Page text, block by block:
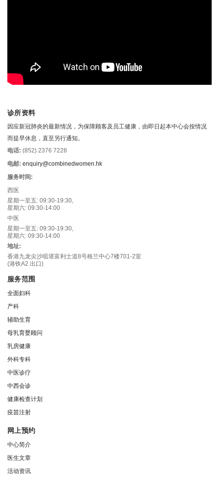
诊所资料
因应新冠肺炎的最新情况，为保障顾客及员工健康，由即日起本中心会按情况
而提早休息，直至另行通知。
电话: (852) 2376 7228
电邮: enquiry@combinedwomen.hk
服务时间:
西医
星期一至五: 09:30-19:30,
星期六: 09:30-14:00
中医
星期一至五: 09:30-19:30,
星期六: 09:30-14:00
地址:
香港九龙尖沙咀堪富利士道8号格兰中心7楼701-2室
(港铁A2 出口)
服务范围
全面妇科
产科
辅助生育
母乳育婴顾问
乳房健康
外科专科
中医诊疗
中西会诊
健康检查计划
疫苗注射
网上预约
中心简介
医生文章
活动资讯